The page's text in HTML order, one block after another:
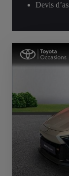
Devis